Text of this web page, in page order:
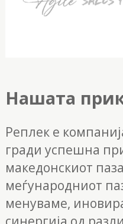
Нашата
Реплек е
гради успешна
македонскиот
меѓунарoдниот
менуваме,